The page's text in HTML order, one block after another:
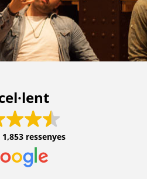
1,853 ressenyes